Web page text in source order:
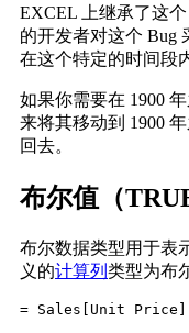
EXCEL 上继承了这
的开发者对这个 Bug
在这个特定的时间段
如果你需要在 1900
来将其移动到 1900
回去。
布尔值（
布尔数据类型用于表
义的计算列 类型为布
= Sales[Unit